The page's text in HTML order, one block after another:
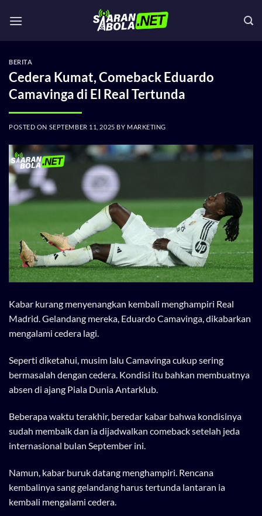
BERITA
Cedera Kumat, Comeback Eduardo
Camavinga di El Real Tertunda
POSTED ON SEPTEMBER 11, 2025 BY MARKETING
Kabar kurang menyenangkan kembali menghampiri Real
Madrid. Gelandang mereka, Eduardo Camavinga, dikabarkan
mengalami cedera lagi.
Seperti diketahui, musim lalu Camavinga cukup sering
bermasalah dengan cedera. Kondisi itu bahkan membuatnya
absen di ajang Piala Dunia Antarklub.
Beberapa waktu terakhir, beredar kabar bahwa kondisinya
sudah membaik dan ia dijadwalkan comeback setelah jeda
internasional bulan September ini.
Namun, kabar buruk datang menghampiri. Rencana
kembalinya sang gelandang harus tertunda lantaran ia
kembali mengalami cedera.